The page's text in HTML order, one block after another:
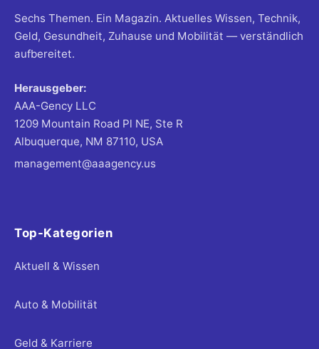
Sechs Themen. Ein Magazin. Aktuelles Wissen, Technik,
Geld, Gesundheit, Zuhause und Mobilität — verständlich
aufbereitet.
Herausgeber:
AAA-Gency LLC
1209 Mountain Road Pl NE, Ste R
Albuquerque, NM 87110, USA
management@aaagency.us
Top-Kategorien
Aktuell & Wissen
Auto & Mobilität
Geld & Karriere